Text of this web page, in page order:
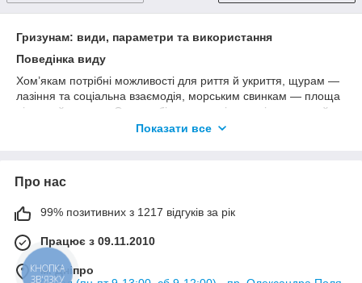
Гризунам: види, параметри та використання
Поведінка виду
Хом’якам потрібні можливості для риття й укриття, щурам —
лазіння та соціальна взаємодія, морським свинкам — площа
підлоги й укриття. Один набір аксесуарів не універсальний.
неприродно вигинатися.
Гігієна
забруднення, багаторазові поверхні регулярно миють і
повністю висушують.
Показати все
Про нас
99% позитивних з 1217 відгуків за рік
Працює з 09.11.2010
м. Дніпро
КНОПКА
ЗВ'ЯЗКУ